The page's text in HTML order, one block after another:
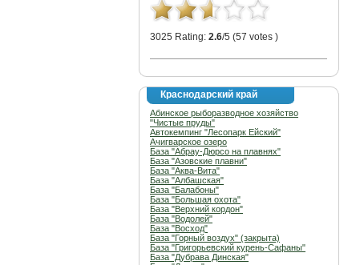
3025 Rating: 2.6/5 (57 votes )
Краснодарский край
Абинское рыборазводное хозяйство
"Чистые пруды"
Автокемпинг "Лесопарк Ейский"
Ачигварское озеро
База "Абрау-Дюрсо на плавнях"
База "Азовские плавни"
База "Аква-Вита"
База "Албашская"
База "Балабоны"
База "Большая охота"
База "Верхний кордон"
База "Водолей"
База "Восход"
База "Горный воздух" (закрыта)
База "Григорьевский курень-Сафаны"
База "Дубрава Динская"